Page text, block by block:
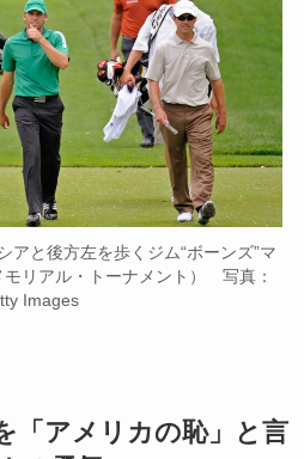
アと後方左を歩くジム“ボーンズ”マ
リアル・トーナメント） 写真：
Images
「アメリカの恥」と言